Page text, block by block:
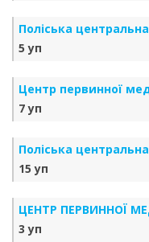
Поліська
5 уп
Центр первинної
7 уп
Поліська
15 уп
ЦЕНТР ПЕРВИННОЇ
3 уп